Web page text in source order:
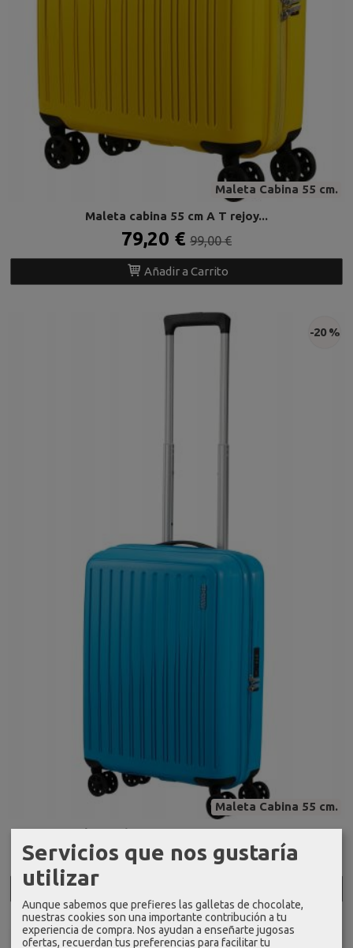
Maleta Cabina 55 cm.
Maleta cabina 55 cm A T rejoy...
79,20 € 99,00 €
Añadir a Carrito
Maleta Cabina 55 cm.
-20 %
Maleta cabina 55 cm A T rejoy azure...
79,20 €99,00 €
Servicios que nos gustaría
utilizar
Aunque sabemos que prefieres las galletas de chocolate,
nuestras cookies son una importante contribución a tu
experiencia de compra. Nos ayudan a enseñarte jugosas
ofertas, recuerdan tus preferencias para facilitar tu